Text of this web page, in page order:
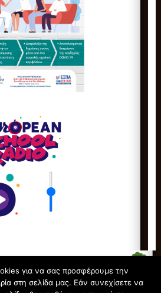
για να σας προσφέρουμε την
στη σελίδα μας. Εάν συνεχίσετε να